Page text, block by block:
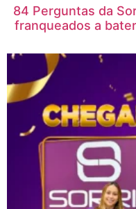
84 Perguntas da
franqueados a